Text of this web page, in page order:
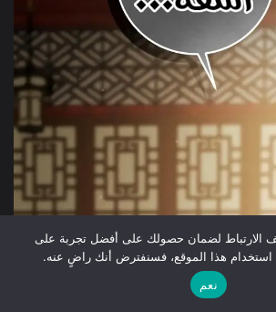
الارتباط لضمان حصولك على أفضل تجربة على
استخدام هذا الموقع، فسنفترض أنك راضٍ عنه.
نعم